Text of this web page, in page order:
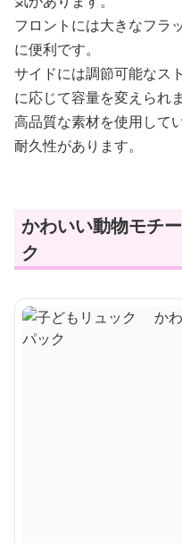
フロントには大きなフラ
に便利です。
サイドには調節可能なス
に応じて容量を変えられま
高品質な素材を使用して
耐久性があります。
かわいい動物モチ
ク